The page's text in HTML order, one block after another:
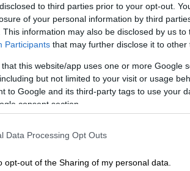
to third parties prior to your opt-out.
of your personal information by third
This information may also be disclosed by us
Participants that may further disclose it to other
that this website/app uses one or more Google
but not limited to your visit or usage
to Google and its third-party tags to use your
consent section.
Data Processing Opt Outs
opt-out of the Sharing of my personal data.